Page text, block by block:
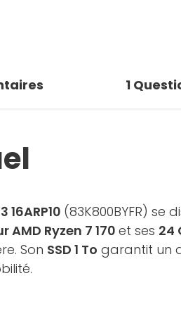
1
(83K800BYFR)
AMD Ryzen 7 170et ses 24
Son SSD 1 To garantit un